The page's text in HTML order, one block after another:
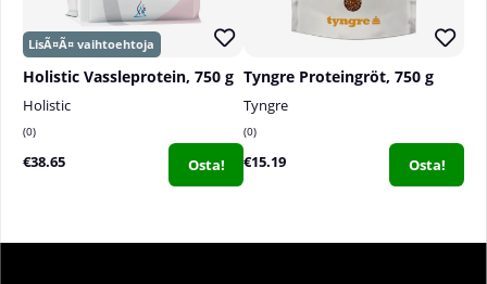
Holistic Vassleprotein, 750 g
Holistic
0
€38.65 Osta!
Tyngre Proteingröt, 750 g
Tyngre
0
€15.19 Osta!